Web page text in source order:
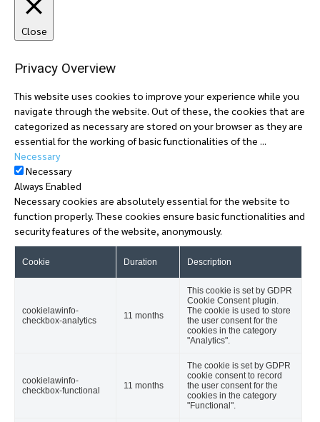
Close
Privacy Overview
This website uses cookies to improve your experience while you
navigate through the website. Out of these, the cookies that are
categorized as necessary are stored on your browser as they are
essential for the working of basic functionalities of the ...
Necessary
Necessary
Always Enabled
Necessary cookies are absolutely essential for the website to
function properly. These cookies ensure basic functionalities and
security features of the website, anonymously.
Cookie Duration Description
cookielawinfo-
checkbox-analytics
11 months
This cookie is set by GDPR
Cookie Consent plugin.
The cookie is used to store
the user consent for the
cookies in the category
"Analytics".
cookielawinfo-
checkbox-functional
11 months
The cookie is set by GDPR
cookie consent to record
the user consent for the
cookies in the category
"Functional".